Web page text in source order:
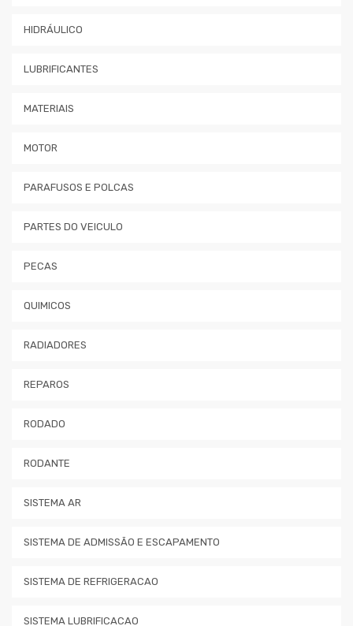
HIDRÁULICO
LUBRIFICANTES
MATERIAIS
MOTOR
PARAFUSOS E POLCAS
PARTES DO VEICULO
PECAS
QUIMICOS
RADIADORES
REPAROS
RODADO
RODANTE
SISTEMA AR
SISTEMA DE ADMISSÃO E ESCAPAMENTO
SISTEMA DE REFRIGERACAO
SISTEMA LUBRIFICACAO